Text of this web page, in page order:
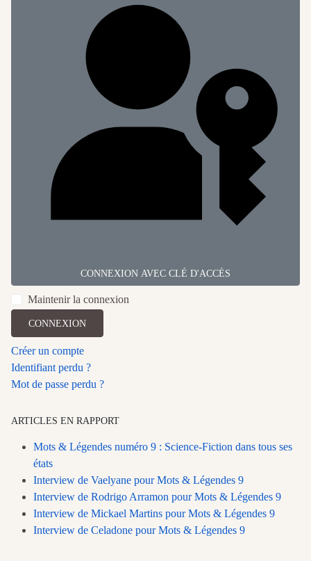
CONNEXION AVEC CLÉ D'ACCÈS
Maintenir la connexion
CONNEXION
Créer un compte
Identifiant perdu ?
Mot de passe perdu ?
ARTICLES EN RAPPORT
Mots & Légendes numéro 9 : Science-Fiction dans tous ses
états
Interview de Vaelyane pour Mots & Légendes 9
Interview de Rodrigo Arramon pour Mots & Légendes 9
Interview de Mickael Martins pour Mots & Légendes 9
Interview de Celadone pour Mots & Légendes 9